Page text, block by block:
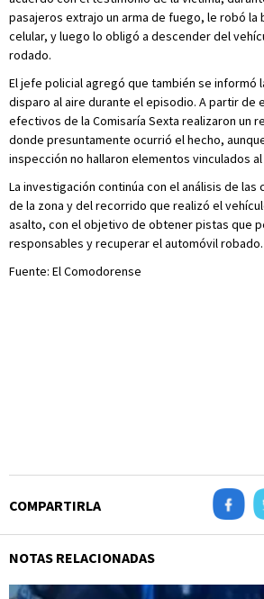
pasajeros extrajo un arma de fuego, le robó
celular, y luego lo obligó a descender del
rodado.
El jefe policial agregó que también se informó
disparo al aire durante el episodio. A partir de
efectivos de la Comisaría Sexta realizaron un
donde presuntamente ocurrió el hecho,
inspección no hallaron elementos vinculados
La investigación continúa con el análisis de las
de la zona y del recorrido que realizó el
asalto, con el objetivo de obtener pistas que
responsables y recuperar el automóvil robado.
Fuente: El Comodorense
COMPARTIRLA
NOTAS RELACIONADAS